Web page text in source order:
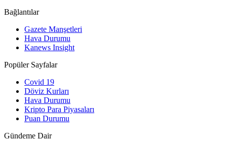
Bağlantılar
Gazete Manşetleri
Hava Durumu
Kanews Insight
Popüler Sayfalar
Covid 19
Döviz Kurları
Hava Durumu
Kripto Para Piyasaları
Puan Durumu
Gündeme Dair